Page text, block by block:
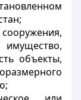
имущество,
объекты,